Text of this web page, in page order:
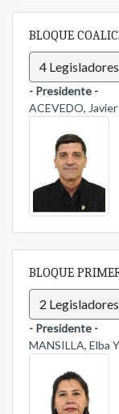
BLOQUE
4 Legisladores
- Presidente -
ACEVEDO,
BLOQUE
2 Legisladores
- Presidente -
MANSILLA, Elba